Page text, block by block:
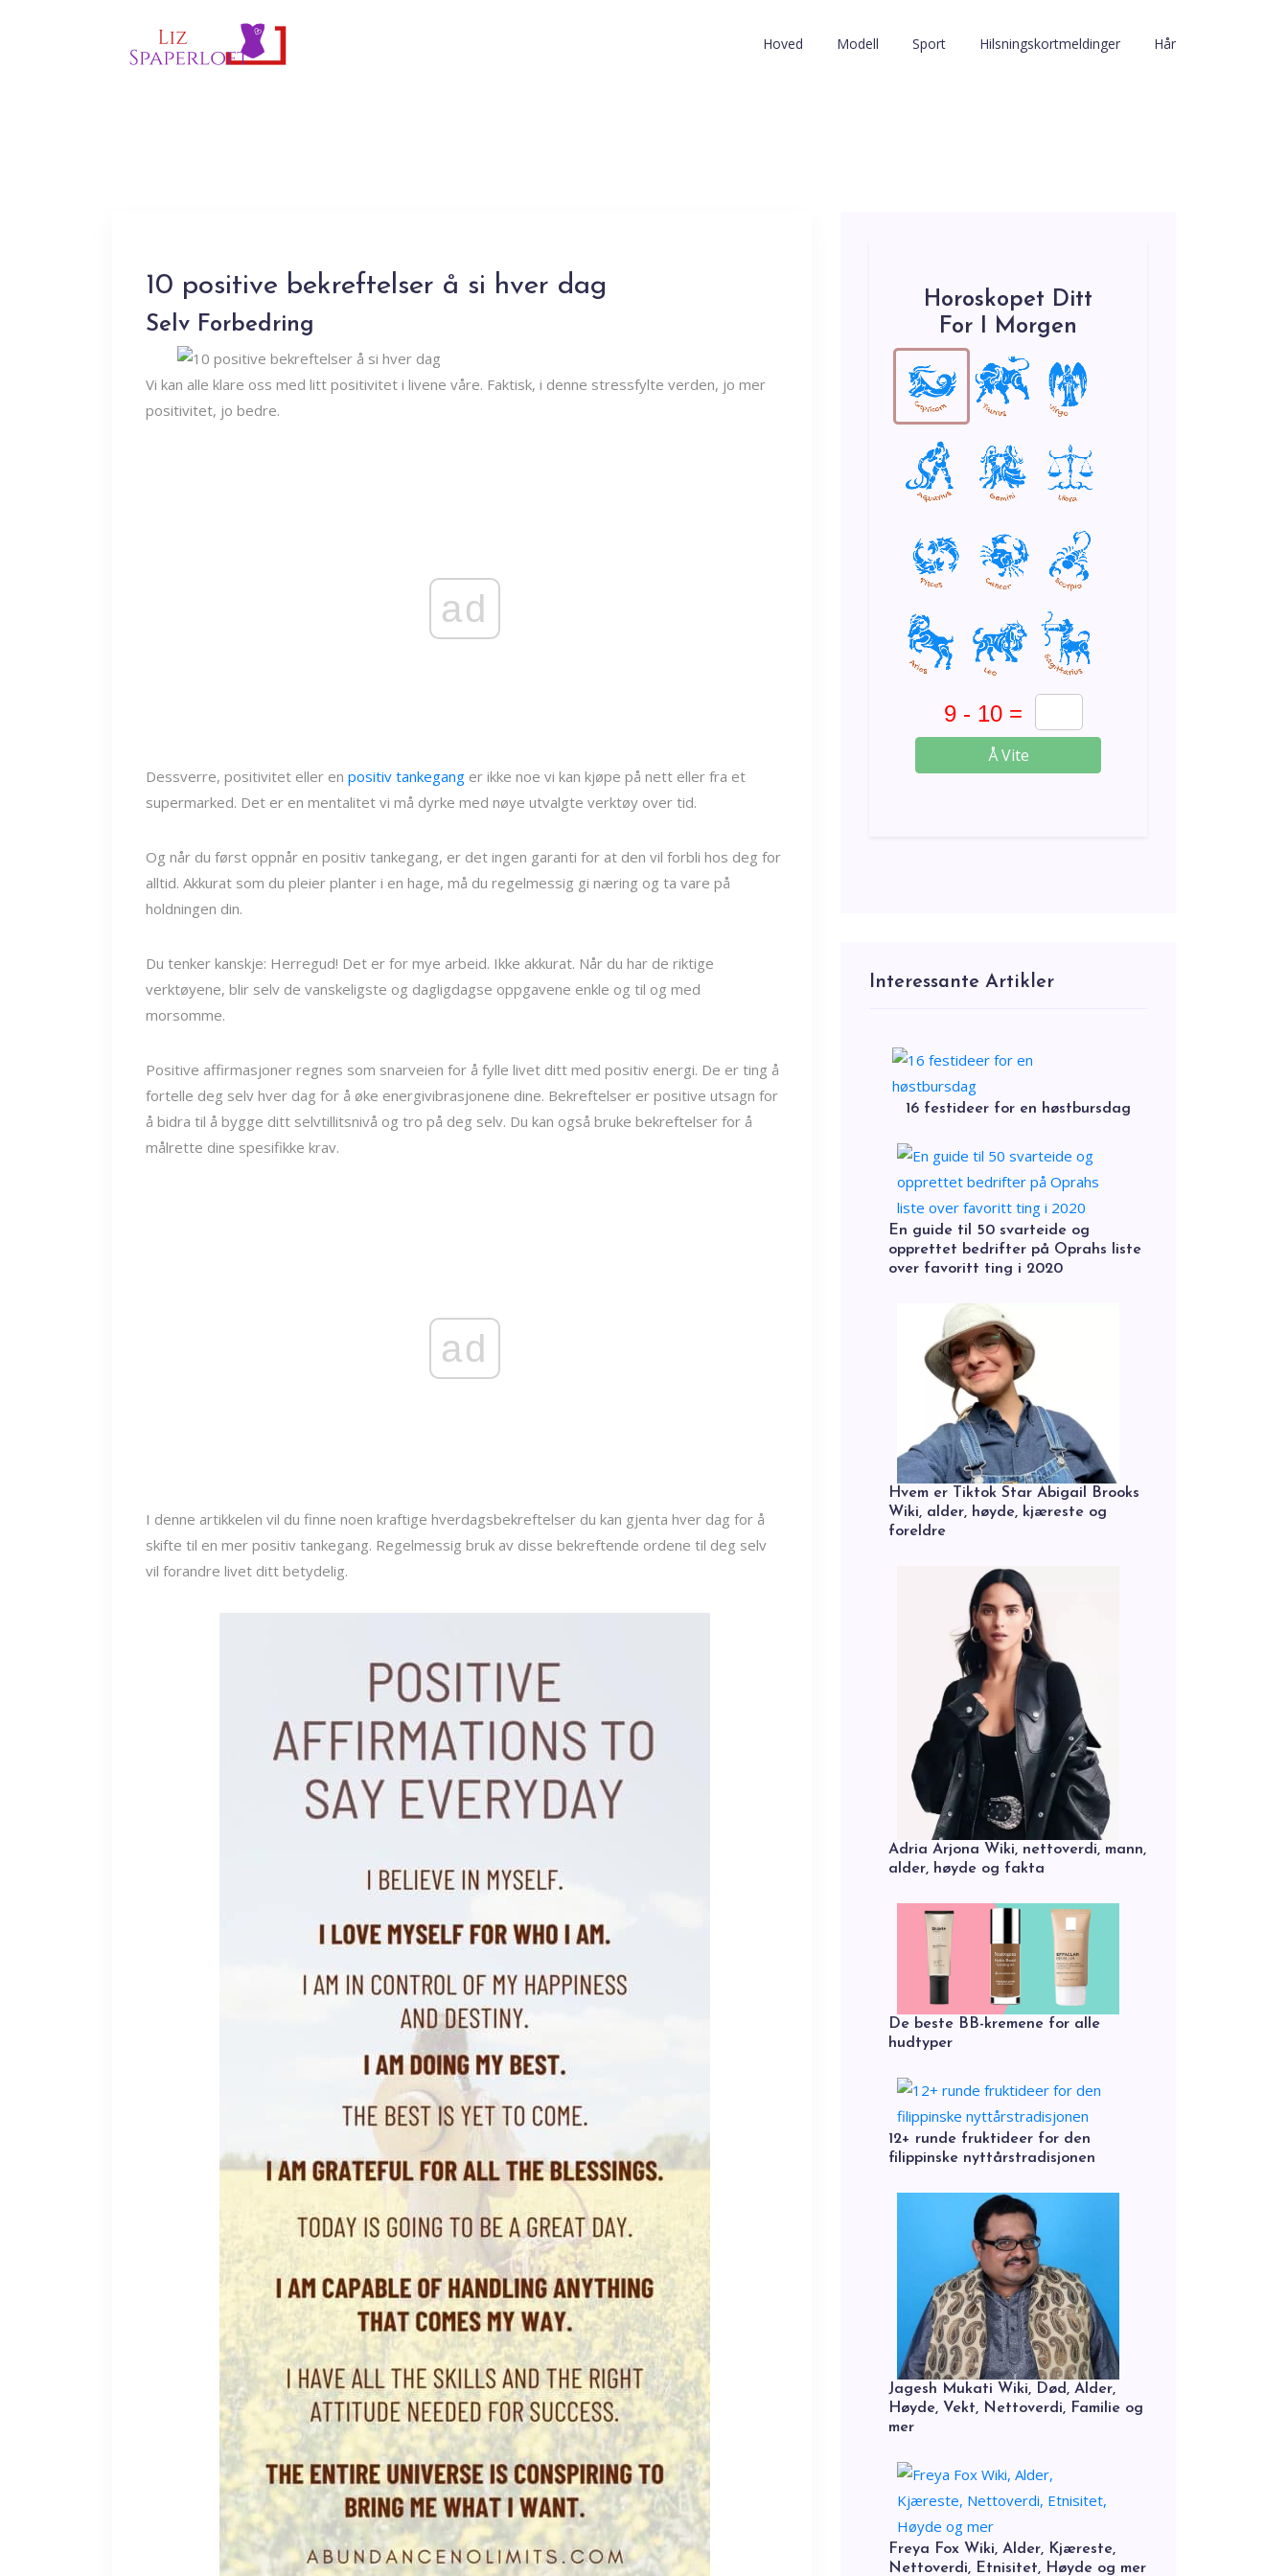
Hoved Modell Sport Hilsningskortmeldinger Hår
10 positive bekreftelser å si hver dag
Selv Forbedring
Vi kan alle klare oss med litt positivitet i livene våre. Faktisk, i denne stressfylte verden, jo mer
positivitet, jo bedre.
ad
Dessverre, positivitet eller en positiv tankegang er ikke noe vi kan kjøpe på nett eller fra et
supermarked. Det er en mentalitet vi må dyrke med nøye utvalgte verktøy over tid.
Og når du først oppnår en positiv tankegang, er det ingen garanti for at den vil forbli hos deg for
alltid. Akkurat som du pleier planter i en hage, må du regelmessig gi næring og ta vare på
holdningen din.
Du tenker kanskje: Herregud! Det er for mye arbeid. Ikke akkurat. Når du har de riktige
verktøyene, blir selv de vanskeligste og dagligdagse oppgavene enkle og til og med
morsomme.
Positive affirmasjoner regnes som snarveien for å fylle livet ditt med positiv energi. De er ting å
fortelle deg selv hver dag for å øke energivibrasjonene dine. Bekreftelser er positive utsagn for
å bidra til å bygge ditt selvtillitsnivå og tro på deg selv. Du kan også bruke bekreftelser for å
målrette dine spesifikke krav.
ad
I denne artikkelen vil du finne noen kraftige hverdagsbekreftelser du kan gjenta hver dag for å
skifte til en mer positiv tankegang. Regelmessig bruk av disse bekreftende ordene til deg selv
vil forandre livet ditt betydelig.
Horoskopet Ditt
For I Morgen
Å Vite
Interessante Artikler
16 festideer for en høstbursdag
En guide til 50 svarteide og
opprettet bedrifter på Oprahs liste
over favoritt ting i 2020
Hvem er Tiktok Star Abigail Brooks
Wiki, alder, høyde, kjæreste og
foreldre
Adria Arjona Wiki, nettoverdi, mann,
alder, høyde og fakta
De beste BB-kremene for alle
hudtyper
12+ runde fruktideer for den
filippinske nyttårstradisjonen
Jagesh Mukati Wiki, Død, Alder,
Høyde, Vekt, Nettoverdi, Familie og
mer
Freya Fox Wiki, Alder, Kjæreste,
Nettoverdi, Etnisitet, Høyde og mer